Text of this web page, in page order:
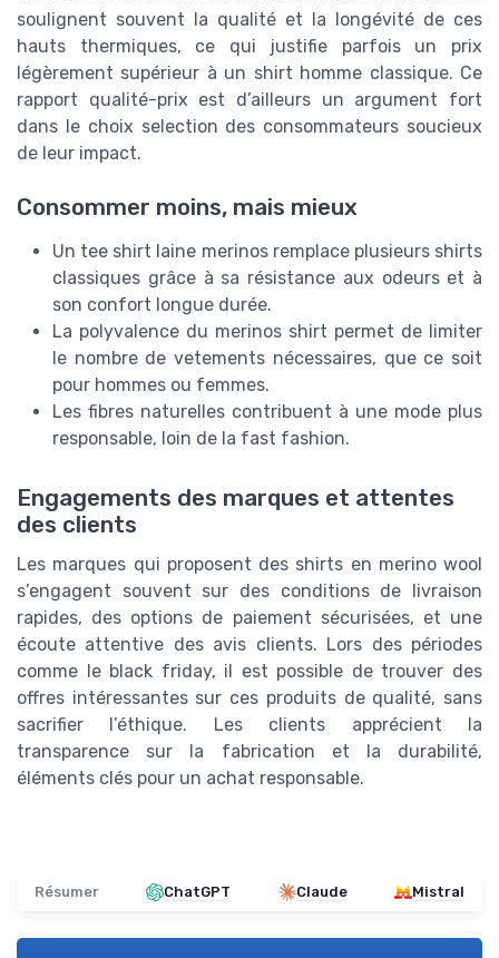
soulignent souvent la qualité et la longévité de ces
hauts thermiques, ce qui justifie parfois un prix
légèrement supérieur à un shirt homme classique. Ce
rapport qualité-prix est d’ailleurs un argument fort
dans le choix selection des consommateurs soucieux
de leur impact.
Consommer moins, mais mieux
Un tee shirt laine merinos remplace plusieurs shirts
classiques grâce à sa résistance aux odeurs et à
son confort longue durée.
La polyvalence du merinos shirt permet de limiter
le nombre de vetements nécessaires, que ce soit
pour hommes ou femmes.
Les fibres naturelles contribuent à une mode plus
responsable, loin de la fast fashion.
Engagements des marques et attentes
des clients
Les marques qui proposent des shirts en merino wool
s’engagent souvent sur des conditions de livraison
rapides, des options de paiement sécurisées, et une
écoute attentive des avis clients. Lors des périodes
comme le black friday, il est possible de trouver des
offres intéressantes sur ces produits de qualité, sans
sacrifier l’éthique. Les clients apprécient la
transparence sur la fabrication et la durabilité,
éléments clés pour un achat responsable.
Résumer ChatGPT Claude Mistral